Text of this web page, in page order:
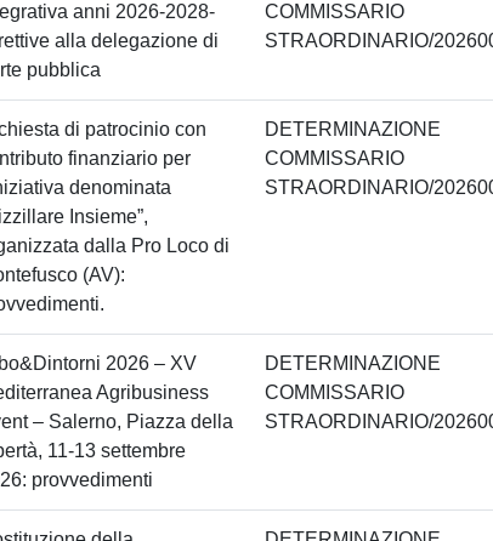
anni 2026-2028-
alla delegazione di
pubblica
COMMISSARIO
STRAORDINARIO/
di patrocinio con
finanziario per
denominata
Insieme”,
dalla Pro Loco di
(AV):
DETERMINAZIONE
COMMISSARIO
STRAORDINARIO/
2026 – XV
Agribusiness
– Salerno, Piazza della
11-13 settembre
provvedimenti
DETERMINAZIONE
COMMISSARIO
STRAORDINARIO/